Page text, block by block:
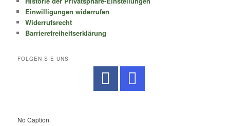
Einwilligungen widerrufen
Widerrufsrecht
Barrierefreiheitserklärung
FOLGEN SIE UNS
No Caption